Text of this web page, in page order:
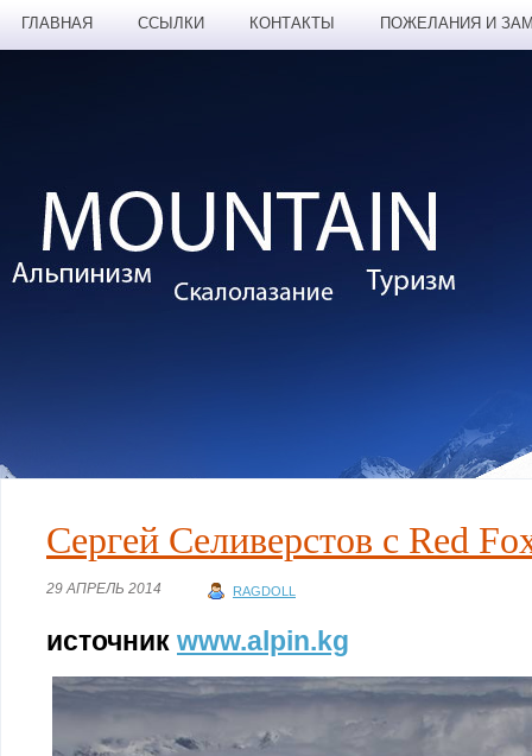
ГЛАВНАЯ ССЫЛКИ КОНТАКТЫ ПОЖЕЛАНИЯ И
Сергей Селиверстов с Red
29 АПРЕЛЬ 2014 RAGDOLL
источник www.alpin.kg